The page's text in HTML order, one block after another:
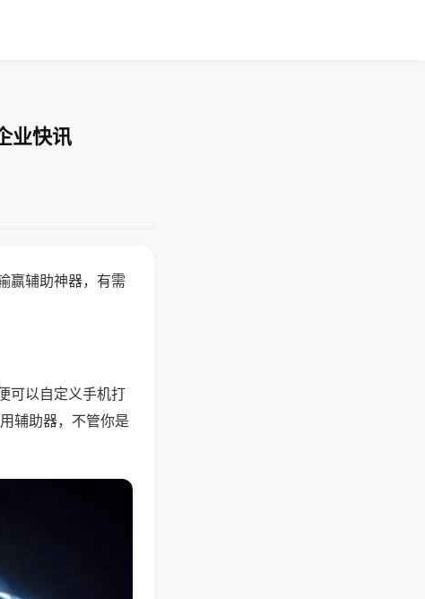
业快讯
赢辅助神器，有需
可以自定义手机打
辅助器，不管你是